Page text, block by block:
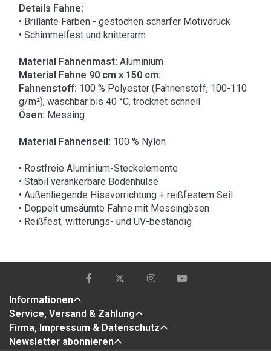
Details Fahne:
• Brillante Farben - gestochen scharfer Motivdruck
• Schimmelfest und knitterarm
Material Fahnenmast: Aluminium
Material Fahne 90 cm x 150 cm:
Fahnenstoff: 100 % Polyester (Fahnenstoff, 100-110
g/m²), waschbar bis 40 °C, trocknet schnell
Ösen: Messing
Material Fahnenseil: 100 % Nylon
• Rostfreie Aluminium-Steckelemente
• Stabil verankerbare Bodenhülse
• Außenliegende Hissvorrichtung + reißfestem Seil
• Doppelt umsäumte Fahne mit Messingösen
• Reißfest, witterungs- und UV-beständig
Informationen
Service, Versand & Zahlung
Firma, Impressum & Datenschutz
Newsletter abonnieren